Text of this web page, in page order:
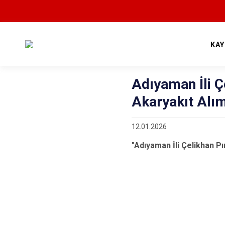
Adıyaman İli
Akaryakıt
12.01.2026
"Adıyaman İli Çelikhan